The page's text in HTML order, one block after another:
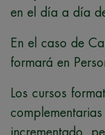
en el día a día
En el caso de
formará en
Los cursos
incrementado,